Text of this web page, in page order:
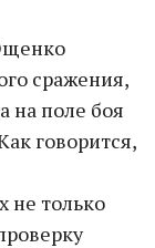
сражения,
на поле боя
говорится,
не только